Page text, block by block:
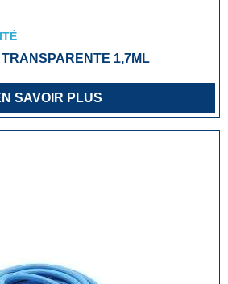
1,7ML
SAVOIR PLUS